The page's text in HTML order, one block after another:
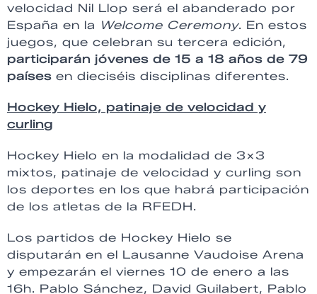
velocidad Nil Llop será el abanderado por
España en la Welcome Ceremony. En estos
juegos, que celebran su tercera edición,
participarán jóvenes de 15 a 18 años de 79
países en dieciséis disciplinas diferentes.
Hockey Hielo, patinaje de velocidad y
curling
Hockey Hielo en la modalidad de 3×3
mixtos, patinaje de velocidad y curling son
los deportes en los que habrá participación
de los atletas de la RFEDH.
Los partidos de Hockey Hielo se
disputarán en el Lausanne Vaudoise Arena
y empezarán el viernes 10 de enero a las
16h. Pablo Sánchez, David Guilabert, Pablo